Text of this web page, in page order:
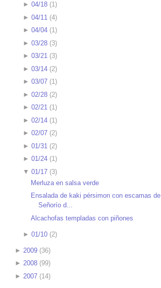
► 04/18(1)
► 04/11 (4)
► 04/04(1)
► 03/28(3)
► 03/21(3)
► 03/14(2)
► 03/07(1)
► 02/28(2)
► 02/21(1)
► 02/14(1)
► 02/07(2)
► 01/31 (2)
► 01/24(1)
▼ 01/17(3)
Merluza en salsa verde
Ensalada de kaki pérsimon con escamas de
Señorío d...
Alcachofas templadas con piñones
► 01/10(2)
► 2009 (36)
► 2008 (99)
► 2007 (14)